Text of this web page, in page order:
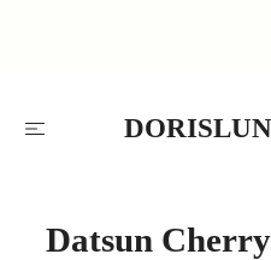
Datsun